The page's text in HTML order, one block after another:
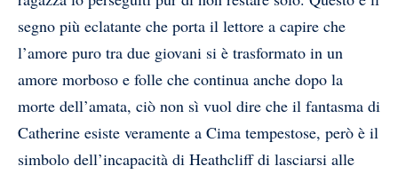
segno più eclatante che porta il lettore a capire che
l’amore puro tra due giovani si è trasformato in un
amore morboso e folle che continua anche dopo la
morte dell’amata, ciò non sì vuol dire che il fantasma di
Catherine esiste veramente a Cima tempestose, però è il
simbolo dell’incapacità di Heathcliff di lasciarsi alle